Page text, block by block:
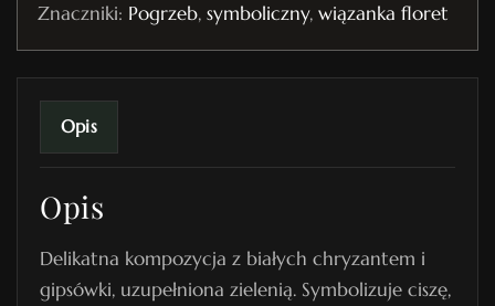
u
k
i
e
t
P
o
r
z
Znaczniki: Pogrzeb, symboliczny, wiązanka floret
Opis
Opis
Delikatna kompozycja z białych chryzantem i
gipsówki, uzupełniona zielenią. Symbolizuje ciszę,